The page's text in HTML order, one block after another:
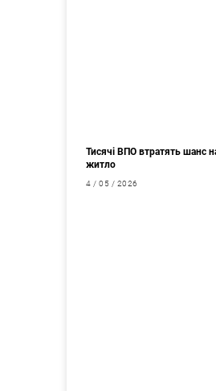
Тисячі ВПО втратять шанс
житло
4 / 05 / 2026